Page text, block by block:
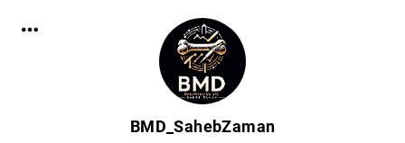
BMD_SahebZaman